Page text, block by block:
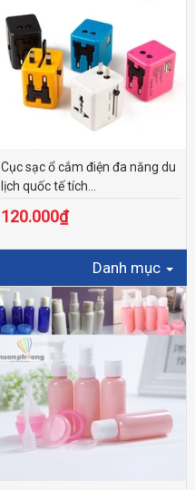
Cục sạc ổ cắm điện đa năng du
lịch quốc tế tích...
120.000₫
Danh mục